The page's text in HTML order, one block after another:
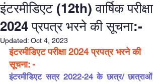
इंटरमीडिएट (12th) वार्षिक परीक्षा
2024 प्रपत्र भरने की सूचना:-
Updated: Oct 4, 2023
इंटरमीडिएट परीक्षा 2024 प्रपत्र भरने की
सूचना: -
इंटरमीडिएट सत्र 2022-24 के छात्र/ छात्राओं